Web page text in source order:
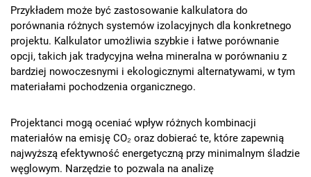
Przykładem może być zastosowanie kalkulatora do
porównania różnych systemów izolacyjnych dla konkretnego
projektu. Kalkulator umożliwia szybkie i łatwe porównanie
opcji, takich jak tradycyjna wełna mineralna w porównaniu z
bardziej nowoczesnymi i ekologicznymi alternatywami, w tym
materiałami pochodzenia organicznego.
Projektanci mogą oceniać wpływ różnych kombinacji
materiałów na emisję CO₂ oraz dobierać te, które zapewnią
najwyższą efektywność energetyczną przy minimalnym śladzie
węglowym. Narzędzie to pozwala na analizę